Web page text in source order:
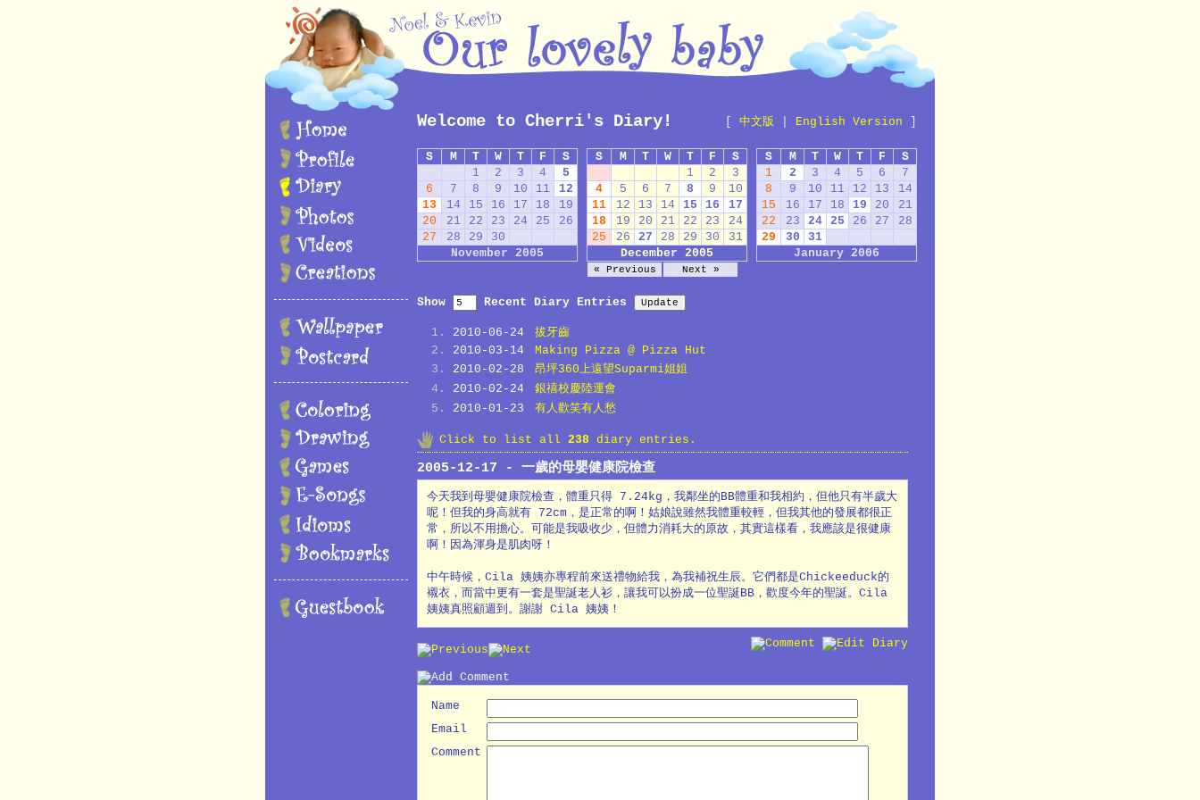
中文版 English Version
Welcome to Cherri's Diary!
S M T W T F
S
1
2 3 4
5
6
7 8 9 10 11
12
13
14 15 16 17 18
19
20
21 22 23 24 25
26
27
28 29
30
November 2005
S M T W T F
S
1
2 3 4 5 6
7
8
9 10 11 12 13
14
15
16 17 18 19 20
21
22
23 24 25 26 27
28
29
30
31
January 2006
S M T W T F
S
1
2
3
4
5 6 7 8 9
10
11
12 13 14 15 16
17
18
19 20 21 22 23
24
25
26 27 28 29 30
31
December 2005
« Previous Next »
Show Recent Diary Entries
2010-06-24
拔牙齒
2010-03-14
Making Pizza @ Pizza Hut
2010-02-28
昂坪360上遠望Suparmi姐姐
2010-02-24
銀禧校慶陸運會
2010-01-23
有人歡笑有人愁
Click to list all 238 diary entries.
2005-12-17 - 一歲的母嬰健康院檢查
今天我到母嬰健康院檢查，體重只得 7.24kg，我鄰坐的BB體重和我相約，但他只有半歲大
呢！但我的身高就有 72cm，是正常的啊！姑娘說雖然我體重較輕，但我其他的發展都很正
常，所以不用擔心。可能是我吸收少，但體力消耗大的原故，其實這樣看，我應該是很健康
啊！因為渾身是肌肉呀！
中午時候，Cila 姨姨亦專程前來送禮物給我，為我補祝生辰。它們都是Chickeeduck的
襯衣，而當中更有一套是聖誕老人衫，讓我可以扮成一位聖誕BB，歡度今年的聖誕。Cila
姨姨真照顧週到。謝謝 Cila 姨姨！
Name
Email
Comment